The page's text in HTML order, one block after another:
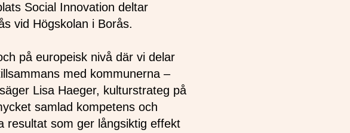
Social Innovation deltar
vid Högskolan i Borås.
på europeisk nivå där vi delar
med kommunerna –
Lisa Haeger, kulturstrateg på
samlad kompetens och
resultat som ger långsiktig effekt